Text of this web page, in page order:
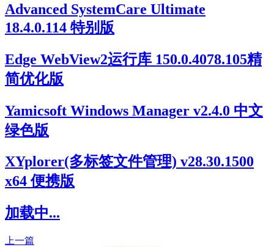
Advanced SystemCare Ultimate
18.4.0.114 特别版
Edge WebView2运行库 150.0.4078.105精
简优化版
Yamicsoft Windows Manager v2.4.0 中文
绿色版
XYplorer(多标签文件管理) v28.30.1500
x64 便携版
加载中...
上一篇